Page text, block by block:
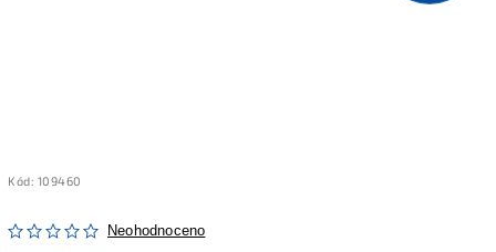
Kód: 109460
Neohodnoceno